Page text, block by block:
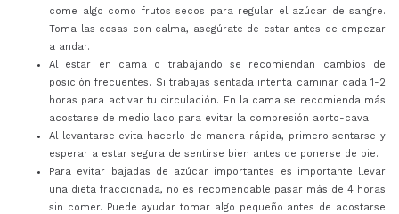
come algo como frutos secos para regular el azúcar de sangre.
Toma las cosas con calma, asegúrate de estar antes de empezar
a andar.
Al estar en cama o trabajando se recomiendan cambios de
posición frecuentes. Si trabajas sentada intenta caminar cada 1-2
horas para activar tu circulación. En la cama se recomienda más
acostarse de medio lado para evitar la compresión aorto-cava.
Al levantarse evita hacerlo de manera rápida, primero sentarse y
esperar a estar segura de sentirse bien antes de ponerse de pie.
Para evitar bajadas de azúcar importantes es importante llevar
una dieta fraccionada, no es recomendable pasar más de 4 horas
sin comer. Puede ayudar tomar algo pequeño antes de acostarse